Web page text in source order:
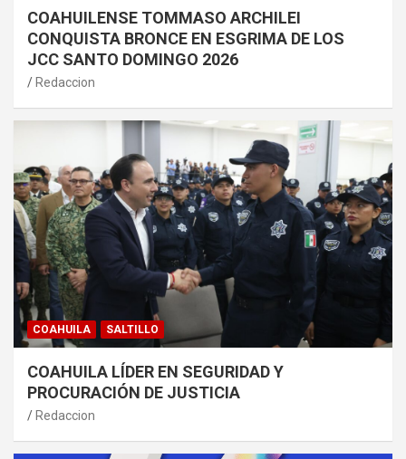
COAHUILENSE TOMMASO ARCHILEI
CONQUISTA BRONCE EN ESGRIMA DE LOS
JCC SANTO DOMINGO 2026
Redaccion
COAHUILA SALTILLO
COAHUILA LÍDER EN SEGURIDAD Y
PROCURACIÓN DE JUSTICIA
Redaccion